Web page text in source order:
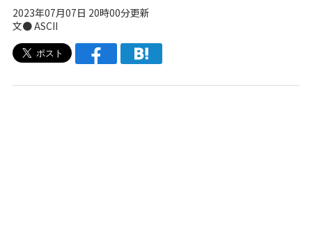
2023年07月07日 20時00分更新
文● ASCII